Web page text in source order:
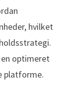
hvilket
optimeret
platforme.